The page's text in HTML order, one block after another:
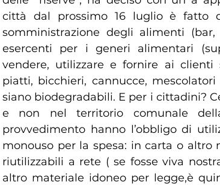
città dal prossimo 16 luglio è
somministrazione degli alimenti
esercenti per i generi alimentari
vendere, utilizzare e fornire ai
piatti, bicchieri, cannucce,
siano biodegradabili. E per i cittadini?
e non nel territorio comunale
provvedimento hanno l’obbligo di
monouso per la spesa: in carta o altro
riutilizzabili a rete ( se fosse viva
altro materiale idoneo per legge,è